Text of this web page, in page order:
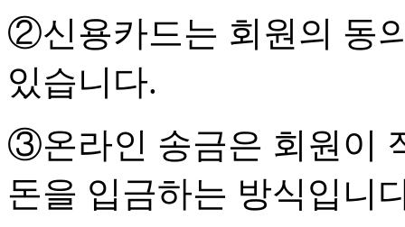
②신용카드는 회원의 동
있습니다.
③온라인 송금은 회원이
돈을 입금하는 방식입니